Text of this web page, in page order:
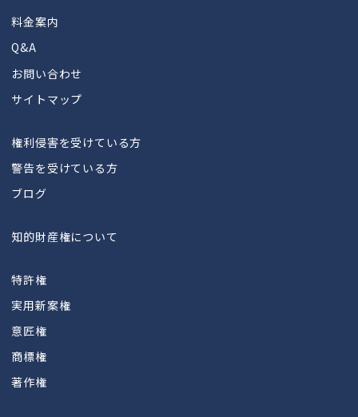
料金案内
Q&A
お問い合わせ
サイトマップ
権利侵害を受けている方
警告を受けている方
ブログ
知的財産権について
特許権
実用新案権
意匠権
商標権
著作権